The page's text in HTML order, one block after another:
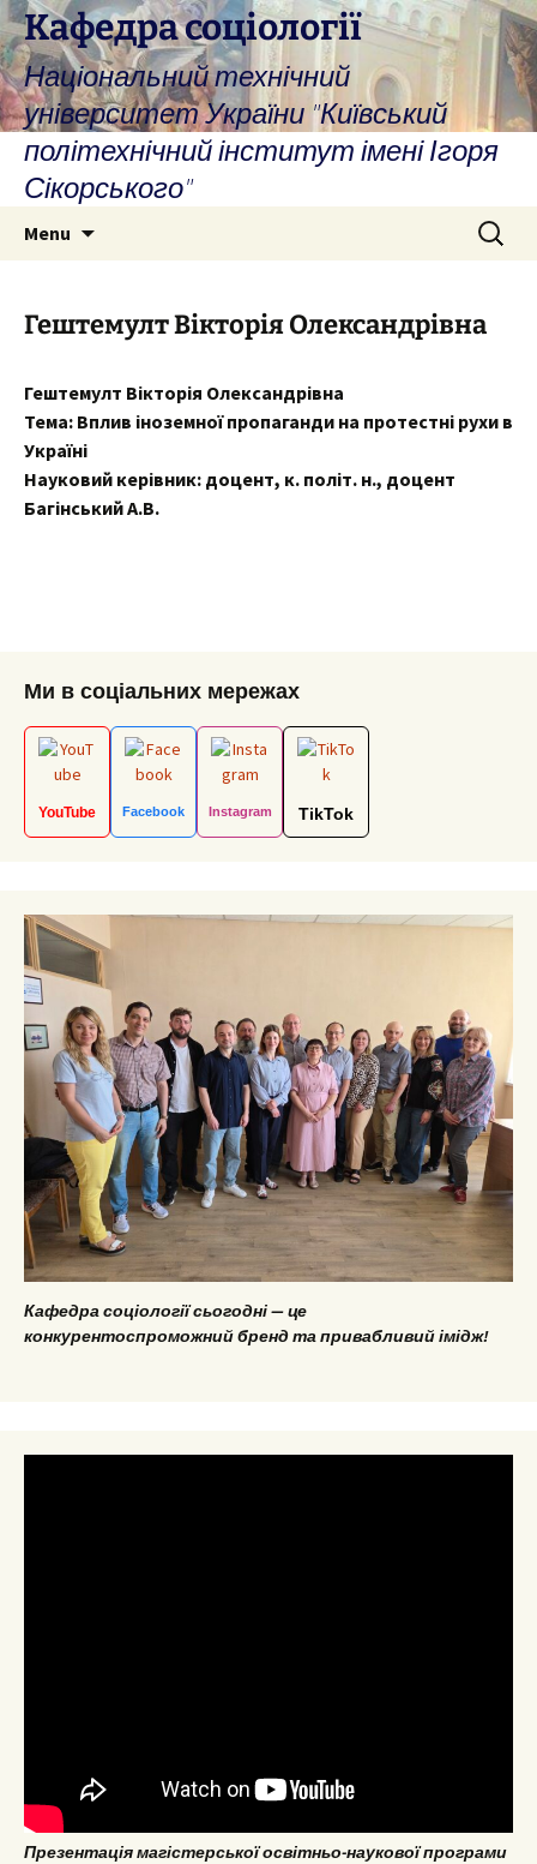
Skip
to
content
Кафедра соціології
Національний технічний
університет України "Київський
політехнічний інститут імені Ігоря
Сікорського"
Menu
Search
for:
Гештемулт Вікторія Олександрівна
Гештемулт Вікторія Олександрівна
Тема: Вплив іноземної пропаганди на протестні рухи в
Україні
Науковий керівник: доцент, к. політ. н., доцент
Багінський А.В.
Ми в соціальних мережах
YouTube Facebook Instagram TikTok
Кафедра соціології сьогодні — це
конкурентоспроможний бренд та привабливий імідж!
Презентація магістерської освітньо-наукової програми